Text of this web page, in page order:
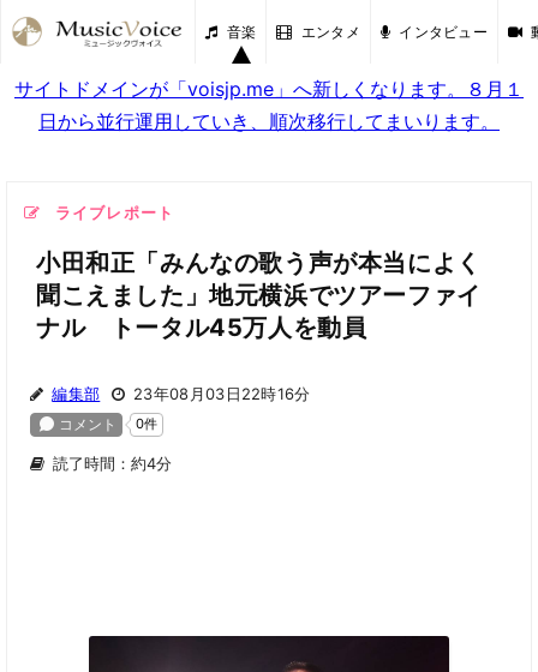
音楽 エンタメ インタビュー
サイトドメインが「voisjp.me」へ新しくなります。８月１
日から並行運用していき、順次移行してまいります。
ライブレポート
小田和正「みんなの歌う声が本当によく
聞こえました」地元横浜でツアーファイ
ナル トータル45万人を動員
編集部 23年08月03日22時16分
読了時間：約4分